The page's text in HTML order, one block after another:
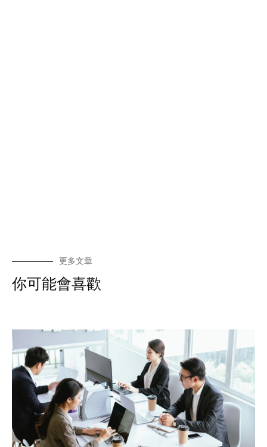
更多文章
你可能會喜歡